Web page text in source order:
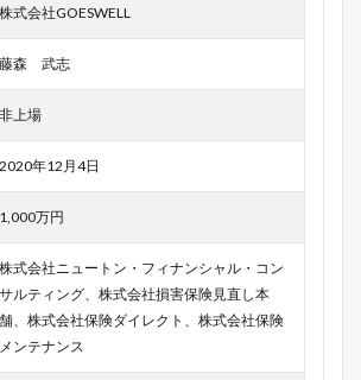
株式会社GOESWELL
藤森 武志
非上場
2020年12月4日
1,000万円
株式会社ニュートン・フィナンシャル・コン
サルティング、株式会社損害保険見直し本
舗、株式会社保険ダイレクト、株式会社保険
メンテナンス